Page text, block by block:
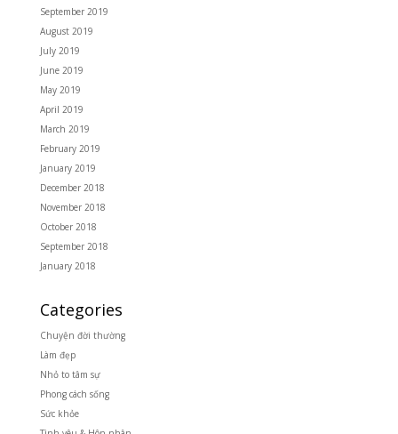
September 2019
August 2019
July 2019
June 2019
May 2019
April 2019
March 2019
February 2019
January 2019
December 2018
November 2018
October 2018
September 2018
January 2018
Categories
Chuyện đời thường
Làm đẹp
Nhỏ to tâm sự
Phong cách sống
Sức khỏe